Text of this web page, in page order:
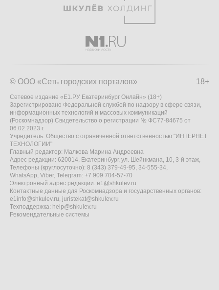
18+
© ООО «Сеть городских порталов»
Сетевое издание «Е1.РУ Екатеринбург Онлайн» (18+)
Зарегистрировано Федеральной службой по надзору в сфере связи,
информационных технологий и массовых коммуникаций
(Роскомнадзор) Свидетельство о регистрации № ФС77-84675 от
06.02.2023 г.
Учредитель: Общество с ограниченной ответственностью "ИНТЕРНЕТ
ТЕХНОЛОГИИ"
Главный редактор: Малкова Марина Андреевна
Адрес редакции: 620014, Екатеринбург, ул. Шейнкмана, 10, 3-й этаж,
Телефоны (круглосуточно): 8 (343) 379-49-95, 34-555-34,
WhatsApp, Viber, Telegram: +7 909 704-57-70
Электронный адрес редакции: e1@shkulev.ru
Контактные данные для Роскомнадзора и государственных органов:
e1info@shkulev.ru, juristekat@shkulev.ru
Техподдержка: help@shkulev.ru
Рекомендательные системы